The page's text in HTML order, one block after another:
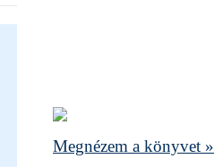
Megnézem a könyvet »